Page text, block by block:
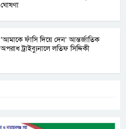
ঘোষণা
‘আমাকে ফাঁসি দিয়ে দেন’ আন্তর্জাতিক
অপরাধ ট্রাইব্যুনালে লতিফ সিদ্দিকী